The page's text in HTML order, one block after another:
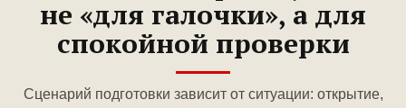
не «для галочки», а для
спокойной проверки
Сценарий подготовки зависит от ситуации: открытие,